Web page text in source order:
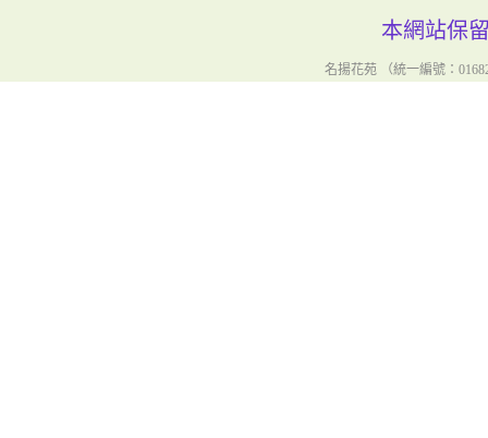
本網站保
名揚花苑 （統一編號：